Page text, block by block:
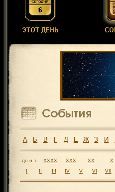
А Б В Г Д Е Ж З И
до н.э. XXXX XXX XX X
I
II III IV V VI VII